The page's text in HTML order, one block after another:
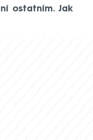
ostatním. Jak